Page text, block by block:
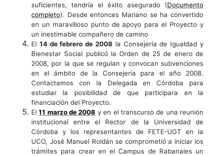
suficientes, tendría el éxito asegurado (Documento
completo). Desde entonces Mariano se ha convertido
en un maravilloso punto de apoyo para el Proyecto y
un inestimable compañero de camino
El 14 de febrero de 2008 la Consejería de Igualdad y
Bienestar Social publicó la Orden de 25 de enero de
2008, por la que se regulan y convocan subvenciones
en el ámbito de la Consejería para el año 2008.
Contactamos con la Delegada en Córdoba para
estudiar la posibilidad de que participara en la
financiación del Proyecto.
El11 marzo de 2008 y en el transcurso de una reunión
institucional entre el Rector de la Universidad de
Córdoba y los representantes de FETE-UGT en la
UCO, José Manuel Roldán se comprometió a iniciar los
trámites para crear en el Campus de Rabanales un